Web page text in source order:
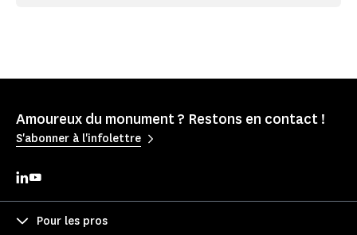
Amoureux du monument ? Restons en contact !
S'abonner à l'infolettre
Pour les pros